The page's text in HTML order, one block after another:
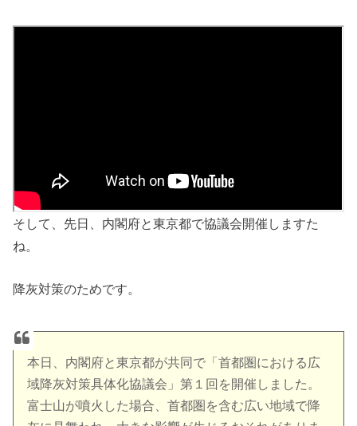
そして、先日、内閣府と東京都で協議会開催しますた
ね。
降灰対策のためです。
本日、内閣府と東京都が共同で「首都圏における広
域降灰対策具体化協議会」第１回を開催しました。
富士山が噴火した場合、首都圏を含む広い地域で降